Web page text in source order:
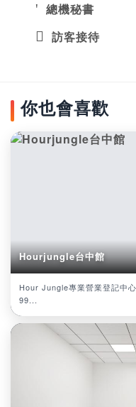
總機秘書
訪客接待
你也會喜歡
Hourjungle台中館
Hour Jungle專業營業登記中
99...